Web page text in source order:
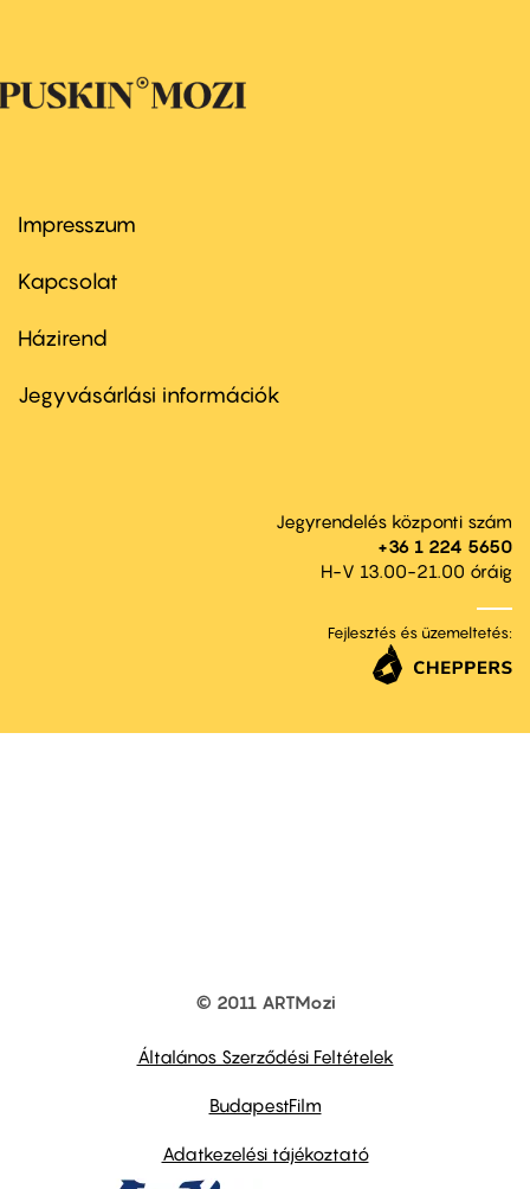
Footer
first
Impresszum
Kapcsolat
Footer
second
Házirend
Jegyvásárlási információk
Jegyrendelés központi szám
+36 1 224 5650
H-V 13.00-21.00 óráig
Fejlesztés és üzemeltetés:
© 2011 ARTMozi
Általános Szerződési Feltételek
BudapestFilm
Adatkezelési tájékoztató